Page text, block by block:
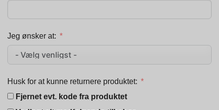
Jeg ønsker at:
Husk for at kunne returnere produktet:
Fjernet evt. kode fra produktet